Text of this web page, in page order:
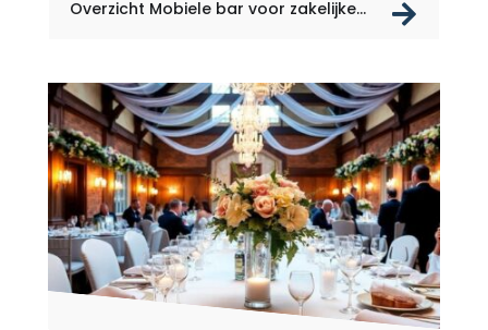
Overzicht Mobiele bar voor zakelijke...